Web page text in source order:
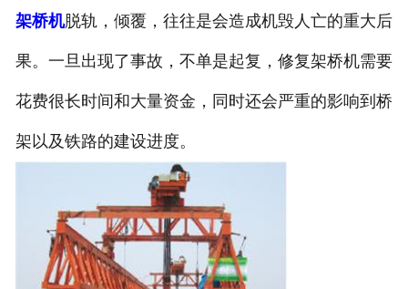
企业视频
成功案例
联系我们
架桥机脱轨，倾覆，往往是会造成机毁人亡的重大后
果。一旦出现了事故，不单是起复，修复架桥机需要
花费很长时间和大量资金，同时还会严重的影响到桥
架以及铁路的建设进度。